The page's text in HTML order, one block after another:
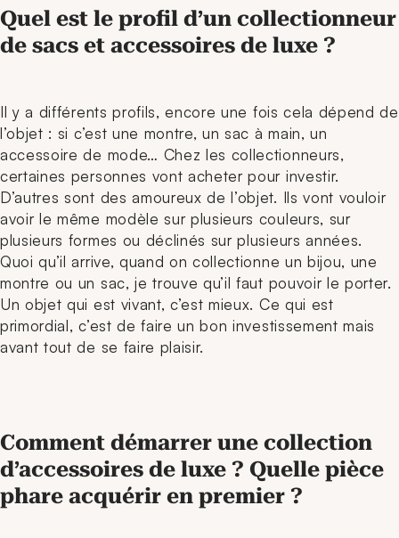
Quel est le profil d’un collectionneur
de sacs et accessoires de luxe ?
Il y a différents profils, encore une fois cela dépend de
l’objet : si c’est une montre, un sac à main, un
accessoire de mode… Chez les collectionneurs,
certaines personnes vont acheter pour investir.
D’autres sont des amoureux de l’objet. Ils vont vouloir
avoir le même modèle sur plusieurs couleurs, sur
plusieurs formes ou déclinés sur plusieurs années.
Quoi qu’il arrive, quand on collectionne un bijou, une
montre ou un sac, je trouve qu’il faut pouvoir le porter.
Un objet qui est vivant, c’est mieux. Ce qui est
primordial, c’est de faire un bon investissement mais
avant tout de se faire plaisir.
Comment démarrer une collection
d’accessoires de luxe ? Quelle pièce
phare acquérir en premier ?